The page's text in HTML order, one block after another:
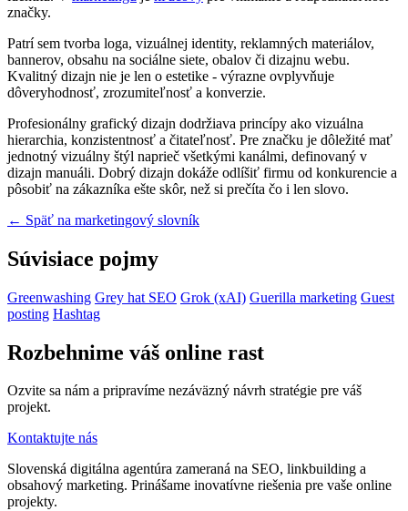
značky.
Patrí sem tvorba loga, vizuálnej identity, reklamných materiálov,
bannerov, obsahu na sociálne siete, obalov či dizajnu webu.
Kvalitný dizajn nie je len o estetike - výrazne ovplyvňuje
dôveryhodnosť, zrozumiteľnosť a konverzie.
Profesionálny grafický dizajn dodržiava princípy ako vizuálna
hierarchia, konzistentnosť a čitateľnosť. Pre značku je dôležité mať
jednotný vizuálny štýl naprieč všetkými kanálmi, definovaný v
dizajn manuáli. Dobrý dizajn dokáže odlíšiť firmu od konkurencie a
pôsobiť na zákazníka ešte skôr, než si prečíta čo i len slovo.
← Späť na marketingový slovník
Súvisiace pojmy
Greenwashing Grey hat SEO Grok (xAI) Guerilla marketing Guest
posting Hashtag
Rozbehnime váš online rast
Ozvite sa nám a pripravíme nezáväzný návrh stratégie pre váš
projekt.
Kontaktujte nás
Slovenská digitálna agentúra zameraná na SEO, linkbuilding a
obsahový marketing. Prinášame inovatívne riešenia pre vaše online
projekty.